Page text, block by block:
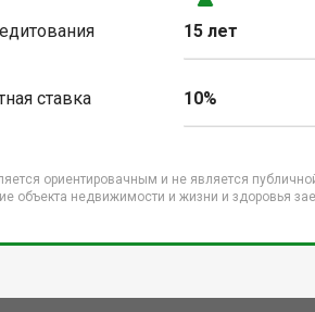
15 лет
ставка 10%
ориентировачным и не является
объекта недвижимости и жизни и здоровья